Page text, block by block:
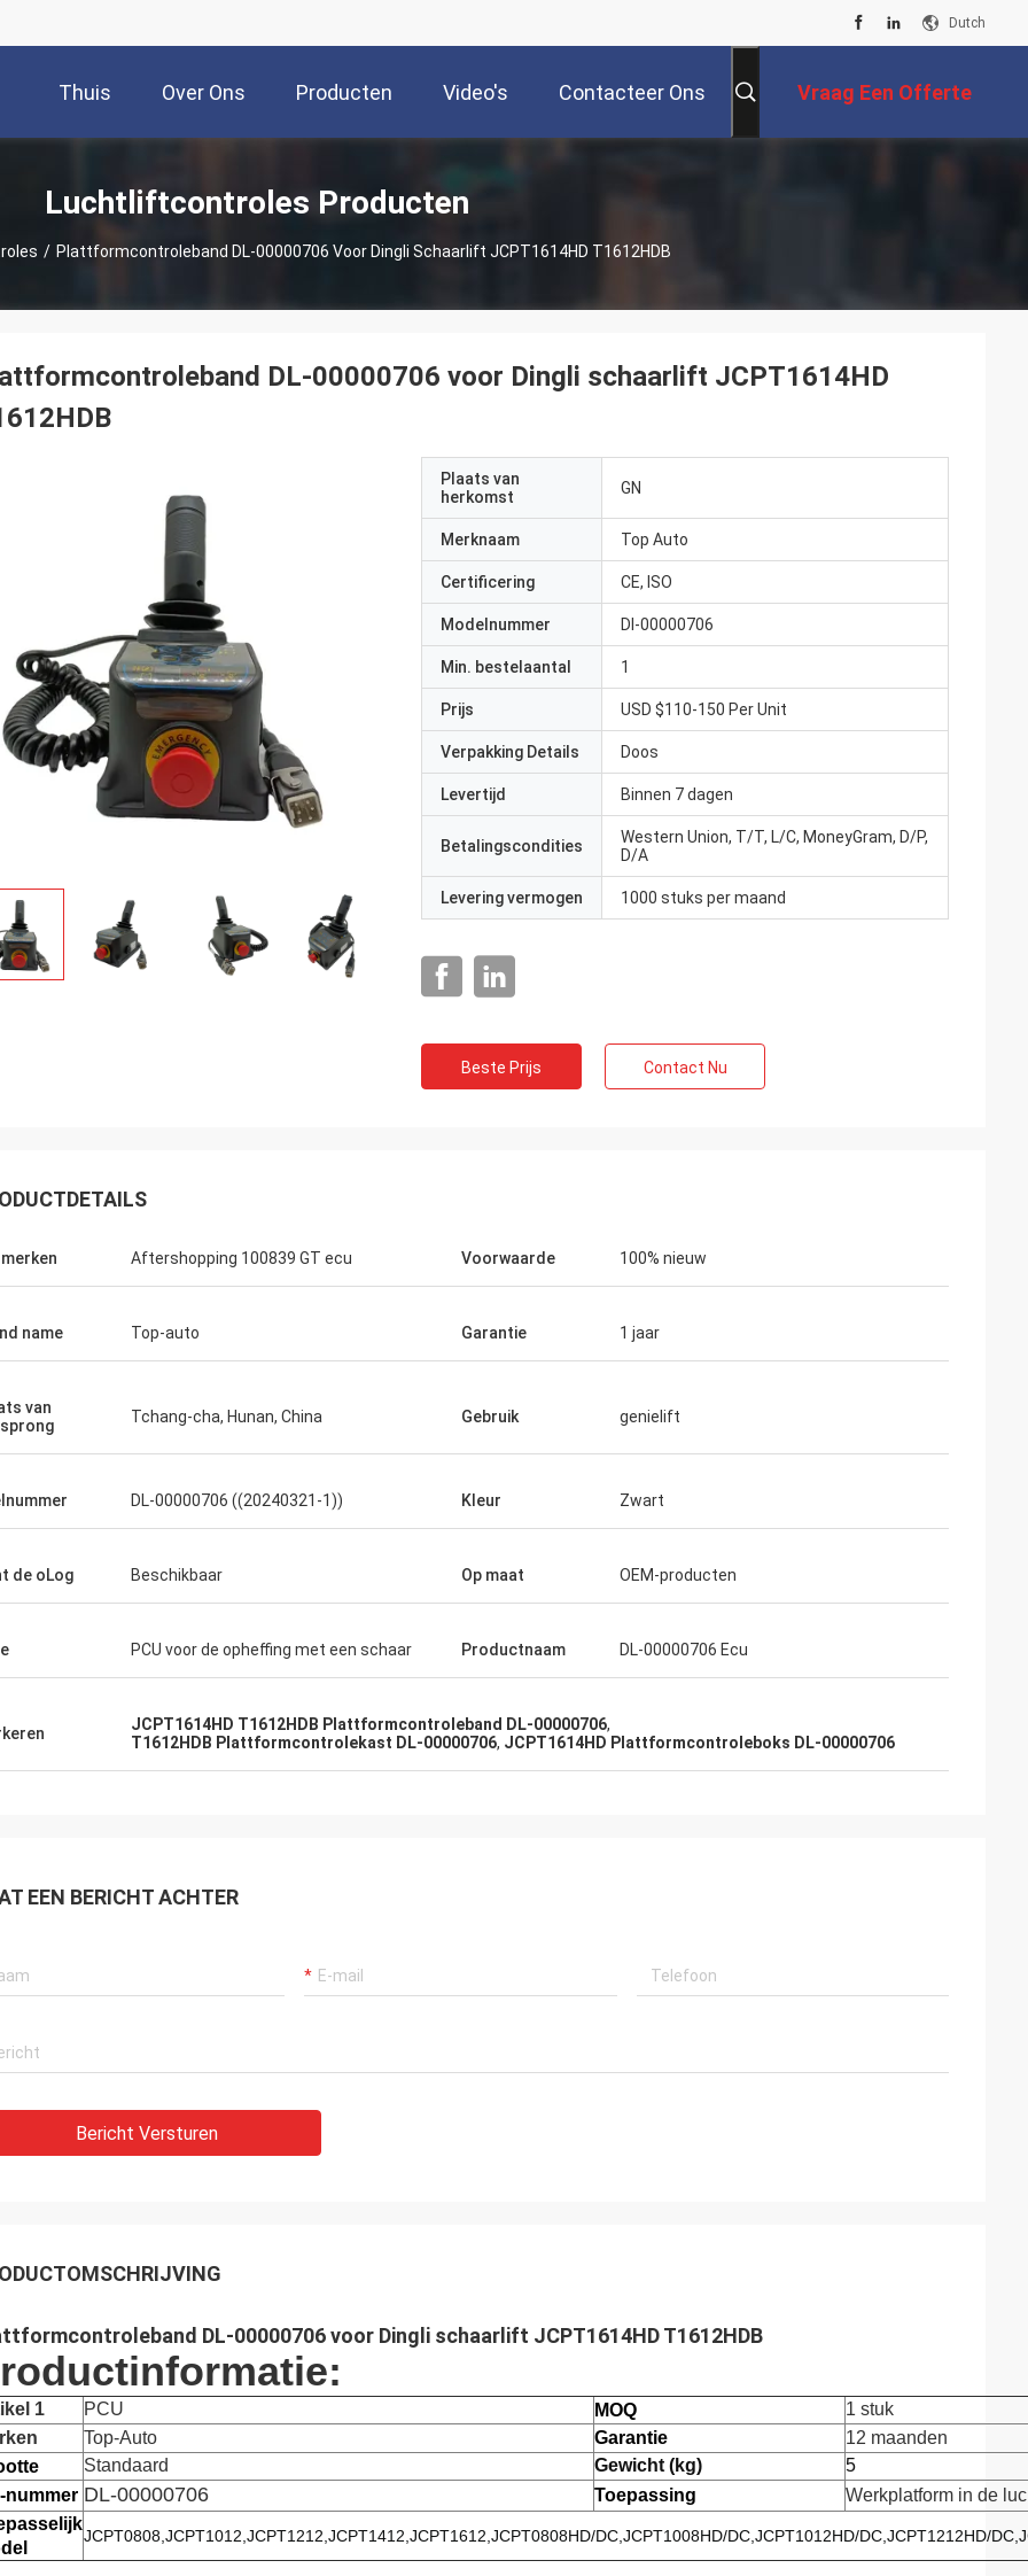
Dutch
Thuis Over Ons Producten Video's Contacteer Ons Vraag Een Offerte
Luchtliftcontroles Producten
/ Plattformcontroleband DL-00000706 Voor Dingli Schaarlift JCPT1614HD T1612HDB
goed. Het opnieuw zal kopen wanneer wij
DL-00000706 voor Dingli schaarlift JCPT1614HD
Plaats van
herkomst
GN
Merknaam Top Auto
Certificering CE, ISO
Modelnummer Dl-00000706
Min. bestelaantal 1
Prijs USD $110-150 Per Unit
Verpakking Details Doos
Levertijd Binnen 7 dagen
Betalingscondities
Western Union, T/T, L/C, MoneyGram, D/P,
D/A
Levering vermogen 1000 stuks per maand
Beste Prijs Contact Nu
Aftershopping 100839 GT ecu Voorwaarde 100% nieuw
name Top-auto Garantie 1 jaar
van
Tchang-cha, Hunan, China Gebruik genielift
DL-00000706 ((20240321-1)) Kleur Zwart
de oLog Beschikbaar Op maat OEM-producten
PCU voor de opheffing met een schaar Productnaam DL-00000706 Ecu
JCPT1614HD T1612HDB Plattformcontroleband DL-00000706,
T1612HDB Plattformcontrolekast DL-00000706, JCPT1614HD Plattformcontroleboks DL-00000706
EEN BERICHT ACHTER
Bericht Versturen
DL-00000706 voor Dingli schaarlift JCPT1614HD T1612HDB
1 PCU MOQ
1 stuk
Top-Auto Garantie
12 maanden
Standaard Gewicht (kg)
5
nummer DL-00000706 Toepassing
Werkplatform in de
JCPT0808,JCPT1012,JCPT1212,JCPT1412,JCPT1612,JCPT0808HD/DC,JCPT1008HD/DC,JCPT1012HD/DC,JCPT1212HD/